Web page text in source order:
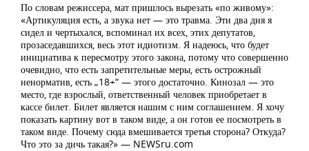
По словам режиссера, мат пришлось вырезать «по живому»:
«Артикуляция есть, а звука нет — это травма. Эти два дня я
сидел и чертыхался, вспоминал их всех, этих депутатов,
прозаседавшихся, весь этот идиотизм. Я надеюсь, что будет
инициатива к пересмотру этого закона, потому что совершенно
очевидно, что есть запретительные меры, есть острожный
ненорматив, есть „18+“ — этого достаточно. Кинозал — это
место, где взрослый, ответственный человек приобретает в
кассе билет. Билет является нашим с ним соглашением. Я хочу
показать картину вот в таком виде, а он готов ее посмотреть в
таком виде. Почему сюда вмешивается третья сторона? Откуда?
Что это за дичь такая?» — NEWSru.com